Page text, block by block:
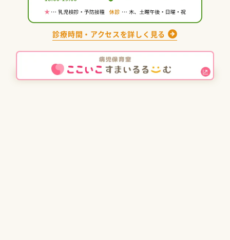
診療時間・アクセスを詳しく見る